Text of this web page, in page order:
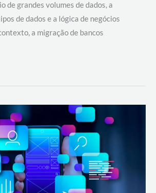
de grandes volumes de dados, a
de dados e a lógica de negócios
a migração de bancos